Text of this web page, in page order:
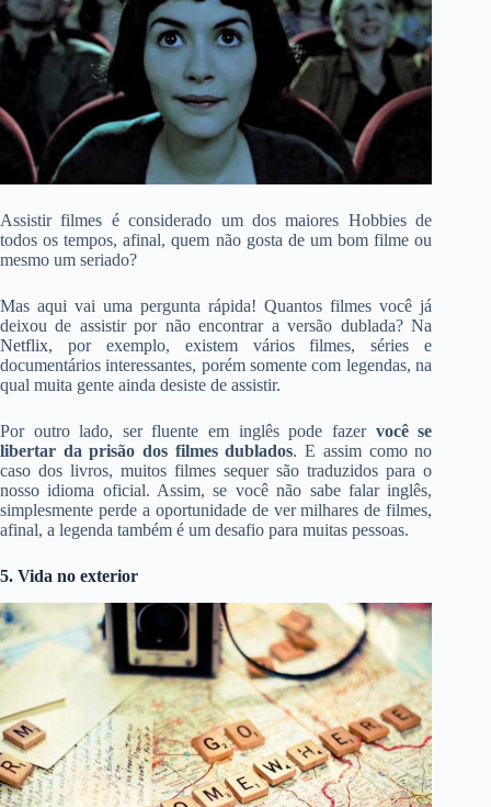
Assistir filmes é considerado um dos maiores Hobbies de
todos os tempos, afinal, quem não gosta de um bom filme ou
mesmo um seriado?
Mas aqui vai uma pergunta rápida! Quantos filmes você já
deixou de assistir por não encontrar a versão dublada? Na
Netflix, por exemplo, existem vários filmes, séries e
documentários interessantes, porém somente com legendas, na
qual muita gente ainda desiste de assistir.
Por outro lado, ser fluente em inglês pode fazer você se
libertar da prisão dos filmes dublados. E assim como no
caso dos livros, muitos filmes sequer são traduzidos para o
nosso idioma oficial. Assim, se você não sabe falar inglês,
simplesmente perde a oportunidade de ver milhares de filmes,
afinal, a legenda também é um desafio para muitas pessoas.
5. Vida no exterior